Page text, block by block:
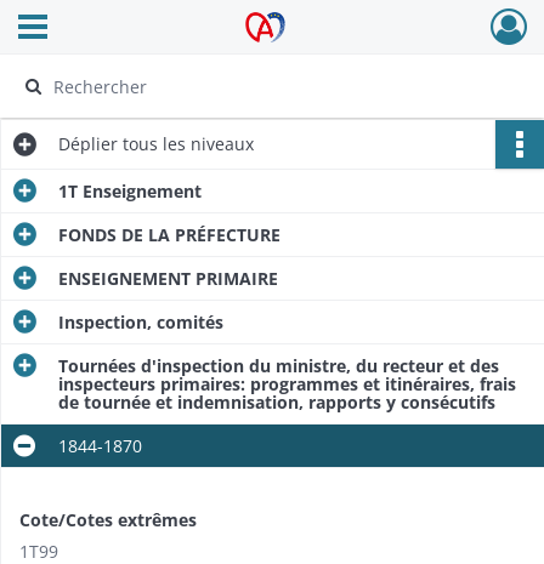
Archives Alsace - Colmar
Ouvrir le menu déroulant
Déplier tous les niveaux
1T Enseignement
FONDS DE LA PRÉFECTURE
ENSEIGNEMENT PRIMAIRE
Inspection, comités
Tournées d'inspection du ministre, du recteur et des
inspecteurs primaires: programmes et itinéraires, frais
de tournée et indemnisation, rapports y consécutifs
1844-1870
Cote/Cotes extrêmes
1T99